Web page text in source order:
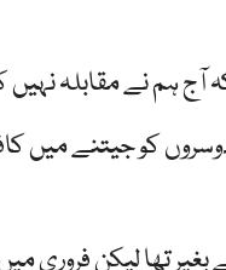
آج ہم نے مقابلہ
دوسروں کو جیتنے
تھا لیکن فروری